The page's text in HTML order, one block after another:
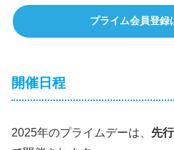
プライム会員登録
開催日程
2025年のプライムデーは、 先